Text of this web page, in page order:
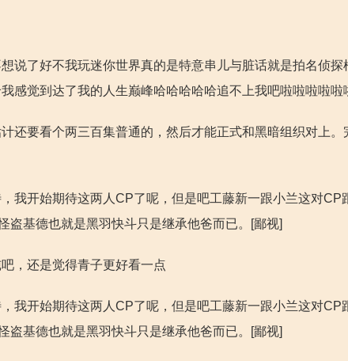
说了好不我玩迷你世界真的是特意串儿与脏话就是拍名侦探
感觉到达了我的人生巅峰哈哈哈哈哈追不上我吧啦啦啦啦啦
还要看个两三百集普通的，然后才能正式和黑暗组织对上。
我开始期待这两人CP了呢，但是吧工藤新一跟小兰这对CP
盗基德也就是黑羽快斗只是继承他爸而已。[鄙视]
，还是觉得青子更好看一点
我开始期待这两人CP了呢，但是吧工藤新一跟小兰这对CP
盗基德也就是黑羽快斗只是继承他爸而已。[鄙视]